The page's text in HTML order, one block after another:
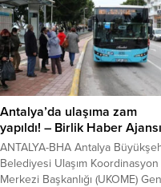
Bölge Müdürlüğü’ne bağlı
Kars’ta 305, Ağrı’da 221, Iğdır’da
120 ve Ardahan’da 24 adet
satışı gerçekleşti. Türkiye
genelinde konut satışları şubat
ayında bir önceki yılın aynı ayına
göre yüzde 20,1 oranında
Antalya’da ulaşıma zam
yapıldı! – Birlik Haber Ajansı
ANTALYA-BHA Antalya
Belediyesi Ulaşım Koordinasyon
Merkezi Başkanlığı (UKOME)